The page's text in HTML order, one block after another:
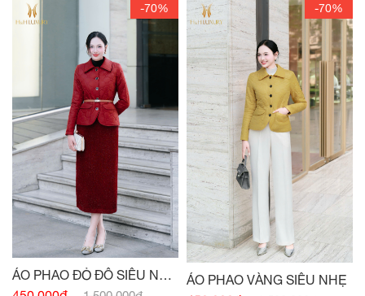
-70%
ÁO PHAO ĐỎ ĐÔ SIÊU NHẸ
CÚC ĐỒNG
-70%
ÁO PHAO VÀNG SIÊU NHẸ